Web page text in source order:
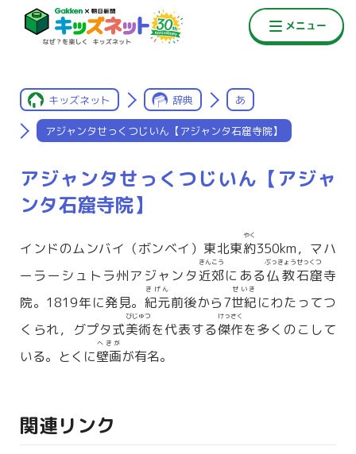
キッズネット 辞典 あ
アジャンタせっくつじいん【アジャンタ石窟寺院】
アジャンタせっくつじいん【アジャ
ンタ石窟寺院】
インドのムンバイ（ボンベイ）東北東約
やく
350km，マハ
ーラーシュトラ州アジャンタ近郊
きんこう
にある仏教
ぶっきょう
石窟
せっくつ
寺
院。1819年に発見。 紀元
きげん
前後から7世紀
せいき
にわたってつ
くられ，グプタ式美術
びじゅつ
を代表する傑作
けっさく
を多くのこして
いる。とくに壁画
へきが
が有名。
関連リンク